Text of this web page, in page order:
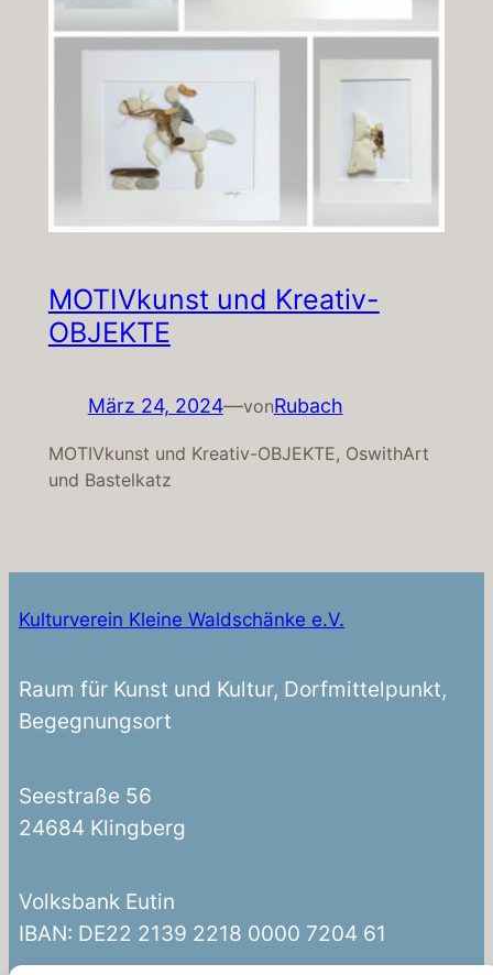
MOTIVkunst und Kreativ-
OBJEKTE
März 24, 2024—vonRubach
MOTIVkunst und Kreativ-OBJEKTE, OswithArt
und Bastelkatz
Kulturverein Kleine Waldschänke e.V.
Raum für Kunst und Kultur, Dorfmittelpunkt,
Begegnungsort
Seestraße 56
24684 Klingberg
Volksbank Eutin
IBAN: DE22 2139 2218 0000 7204 61